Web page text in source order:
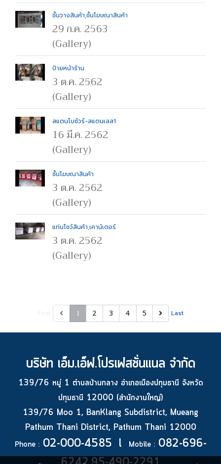
ชั้นวางสินค้า,ชั้นโฆษณาสินค้า
29 ก.ค. 2563
(Gallery)
ป้ายหน้าร้าน
3 ต.ค. 2562
(Gallery)
สแตนโบชัวร์-สแตนเลส1
16 มี.ค. 2562
(Gallery)
ชั้นโฆษณาสินค้า
3 ต.ค. 2562
(Gallery)
แท่นโชว์สินค้า,เคาน์เตอร์
3 ต.ค. 2562
(Gallery)
1 2 3 4 5 Last
บริษัท เอ็ม.เอ็ฟ.โปรเฟสชั่นแนล จำกัด
139/76 หมู่ 1 ตำบลบ้านกลาง อำเภอเมืองปทุมธานี จังหวัด
ปทุมธานี 12000 (สำนักงานใหญ่)
139/76 Moo 1, BanKlang Subdistrict, Mueang
Pathum Thani District, Pathum Thani 12000
Phone :02-000-4585 l Mobile :082-696-